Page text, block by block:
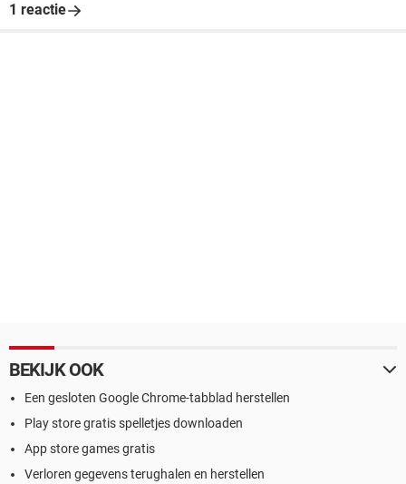
1 reactie
BEKIJK OOK
Een gesloten Google Chrome-tabblad herstellen
Play store gratis spelletjes downloaden
App store games gratis
Verloren gegevens terughalen en herstellen